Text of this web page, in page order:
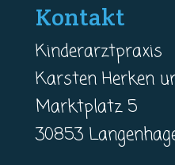
Kontakt
Kinderarztpraxis
Karsten Herken
Marktplatz 5
30853